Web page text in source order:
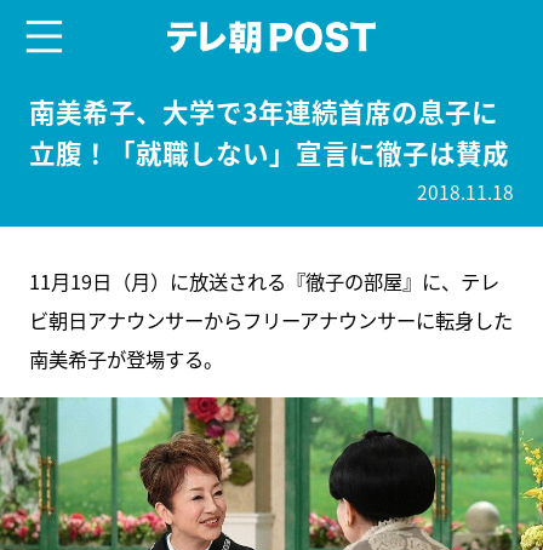
南美希子、大学で3年連続首席の息子に
立腹！「就職しない」宣言に徹子は賛成
2018.11.18
11月19日（月）に放送される『徹子の部屋』に、テレ
ビ朝日アナウンサーからフリーアナウンサーに転身した
南美希子が登場する。